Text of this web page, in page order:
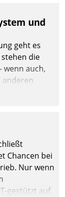
und
geht es
die
wenn auch,
anderen
Chancen bei
Nur wenn
gestützt auf.